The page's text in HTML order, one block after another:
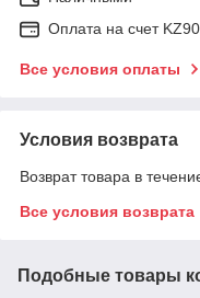
Оплата на счет
Все условия оплаты
Условия возврата
Возврат товара в
Все условия возврата
Подобные товары